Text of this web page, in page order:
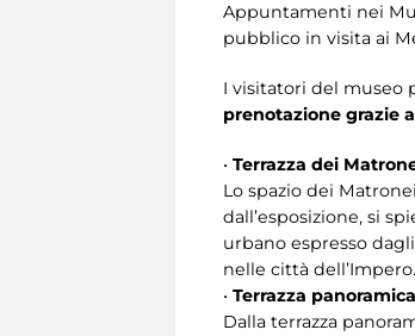
Appuntamenti nei
pubblico in visita ai
I visitatori del museo
prenotazione grazie
• Terrazza dei
Lo spazio dei
dall’esposizione, si
urbano espresso
nelle città dell’Impero.
• Terrazza
Dalla terrazza